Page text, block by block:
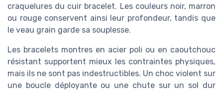
craquelures du cuir bracelet. Les couleurs noir, marron
ou rouge conservent ainsi leur profondeur, tandis que
le veau grain garde sa souplesse.
Les bracelets montres en acier poli ou en caoutchouc
résistant supportent mieux les contraintes physiques,
mais ils ne sont pas indestructibles. Un choc violent sur
une boucle déployante ou une chute sur un sol dur